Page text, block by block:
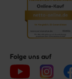
Folge uns auf